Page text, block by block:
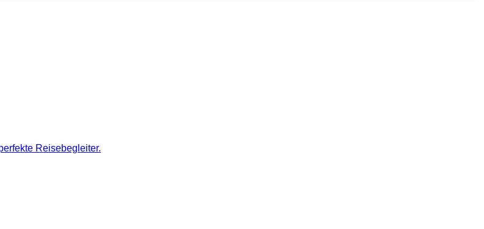
Reisebegleiter.